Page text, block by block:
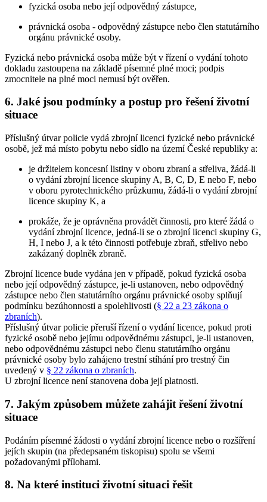
fyzická osoba nebo její odpovědný zástupce,
právnická osoba - odpovědný zástupce nebo člen statutárního
orgánu právnické osoby.
Fyzická nebo právnická osoba může být v řízení o vydání tohoto
dokladu zastoupena na základě písemné plné moci; podpis
zmocnitele na plné moci nemusí být ověřen.
6. Jaké jsou podmínky a postup pro řešení životní
situace
Příslušný útvar policie vydá zbrojní licenci fyzické nebo právnické
osobě, jež má místo pobytu nebo sídlo na území České republiky a:
je držitelem koncesní listiny v oboru zbraní a střeliva, žádá-li
o vydání zbrojní licence skupiny A, B, C, D, E nebo F, nebo
v oboru pyrotechnického průzkumu, žádá-li o vydání zbrojní
licence skupiny K, a
prokáže, že je oprávněna provádět činnosti, pro které žádá o
vydání zbrojní licence, jedná-li se o zbrojní licenci skupiny G,
H, I nebo J, a k této činnosti potřebuje zbraň, střelivo nebo
zakázaný doplněk zbraně.
Zbrojní licence bude vydána jen v případě, pokud fyzická osoba
nebo její odpovědný zástupce, je-li ustanoven, nebo odpovědný
zástupce nebo člen statutárního orgánu právnické osoby splňují
podmínku bezúhonnosti a spolehlivosti (§ 22 a 23 zákona o
zbraních).
Příslušný útvar policie přeruší řízení o vydání licence, pokud proti
fyzické osobě nebo jejímu odpovědnému zástupci, je-li ustanoven,
nebo odpovědnému zástupci nebo členu statutárního orgánu
právnické osoby bylo zahájeno trestní stíhání pro trestný čin
uvedený v § 22 zákona o zbraních.
U zbrojní licence není stanovena doba její platnosti.
7. Jakým způsobem můžete zahájit řešení životní
situace
Podáním písemné žádosti o vydání zbrojní licence nebo o rozšíření
jejích skupin (na předepsaném tiskopisu) spolu se všemi
požadovanými přílohami.
8. Na které instituci životní situaci řešit